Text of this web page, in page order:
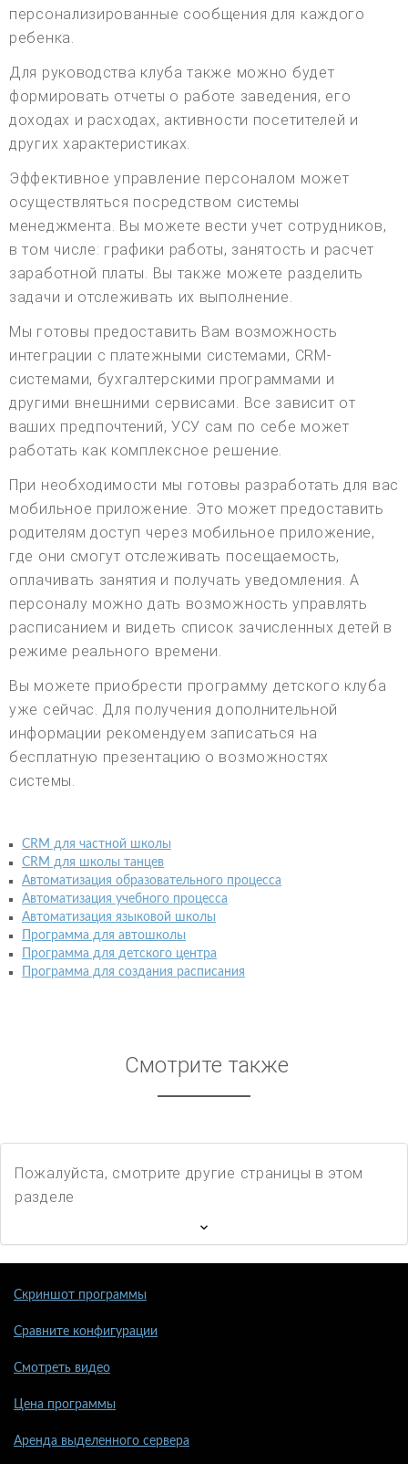
персонализированные сообщения для каждого
ребенка.
Для руководства клуба также можно будет
формировать отчеты о работе заведения, его
доходах и расходах, активности посетителей и
других характеристиках.
Эффективное управление персоналом может
осуществляться посредством системы
менеджмента. Вы можете вести учет сотрудников,
в том числе: графики работы, занятость и расчет
заработной платы. Вы также можете разделить
задачи и отслеживать их выполнение.
Мы готовы предоставить Вам возможность
интеграции с платежными системами, CRM-
системами, бухгалтерскими программами и
другими внешними сервисами. Все зависит от
ваших предпочтений, УСУ сам по себе может
работать как комплексное решение.
При необходимости мы готовы разработать для вас
мобильное приложение. Это может предоставить
родителям доступ через мобильное приложение,
где они смогут отслеживать посещаемость,
оплачивать занятия и получать уведомления. А
персоналу можно дать возможность управлять
расписанием и видеть список зачисленных детей в
режиме реального времени.
Вы можете приобрести программу детского клуба
уже сейчас. Для получения дополнительной
информации рекомендуем записаться на
бесплатную презентацию о возможностях
системы.
CRM для частной школы
CRM для школы танцев
Автоматизация образовательного процесса
Автоматизация учебного процесса
Автоматизация языковой школы
Программа для автошколы
Программа для детского центра
Программа для создания расписания
Смотрите также
Пожалуйста, смотрите другие страницы в этом
разделе
Скриншот программы
Сравните конфигурации
Смотреть видео
Цена программы
Аренда выделенного сервера